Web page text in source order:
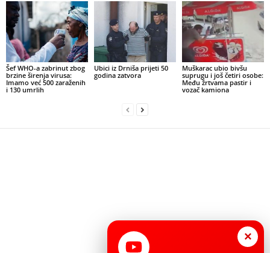
Šef WHO-a zabrinut zbog
brzine širenja virusa:
Imamo već 500 zaraženih
i 130 umrlih
Ubici iz Drniša prijeti 50
godina zatvora
Muškarac ubio bivšu
suprugu i još četiri osobe:
Među žrtvama pastir i
vozač kamiona
×